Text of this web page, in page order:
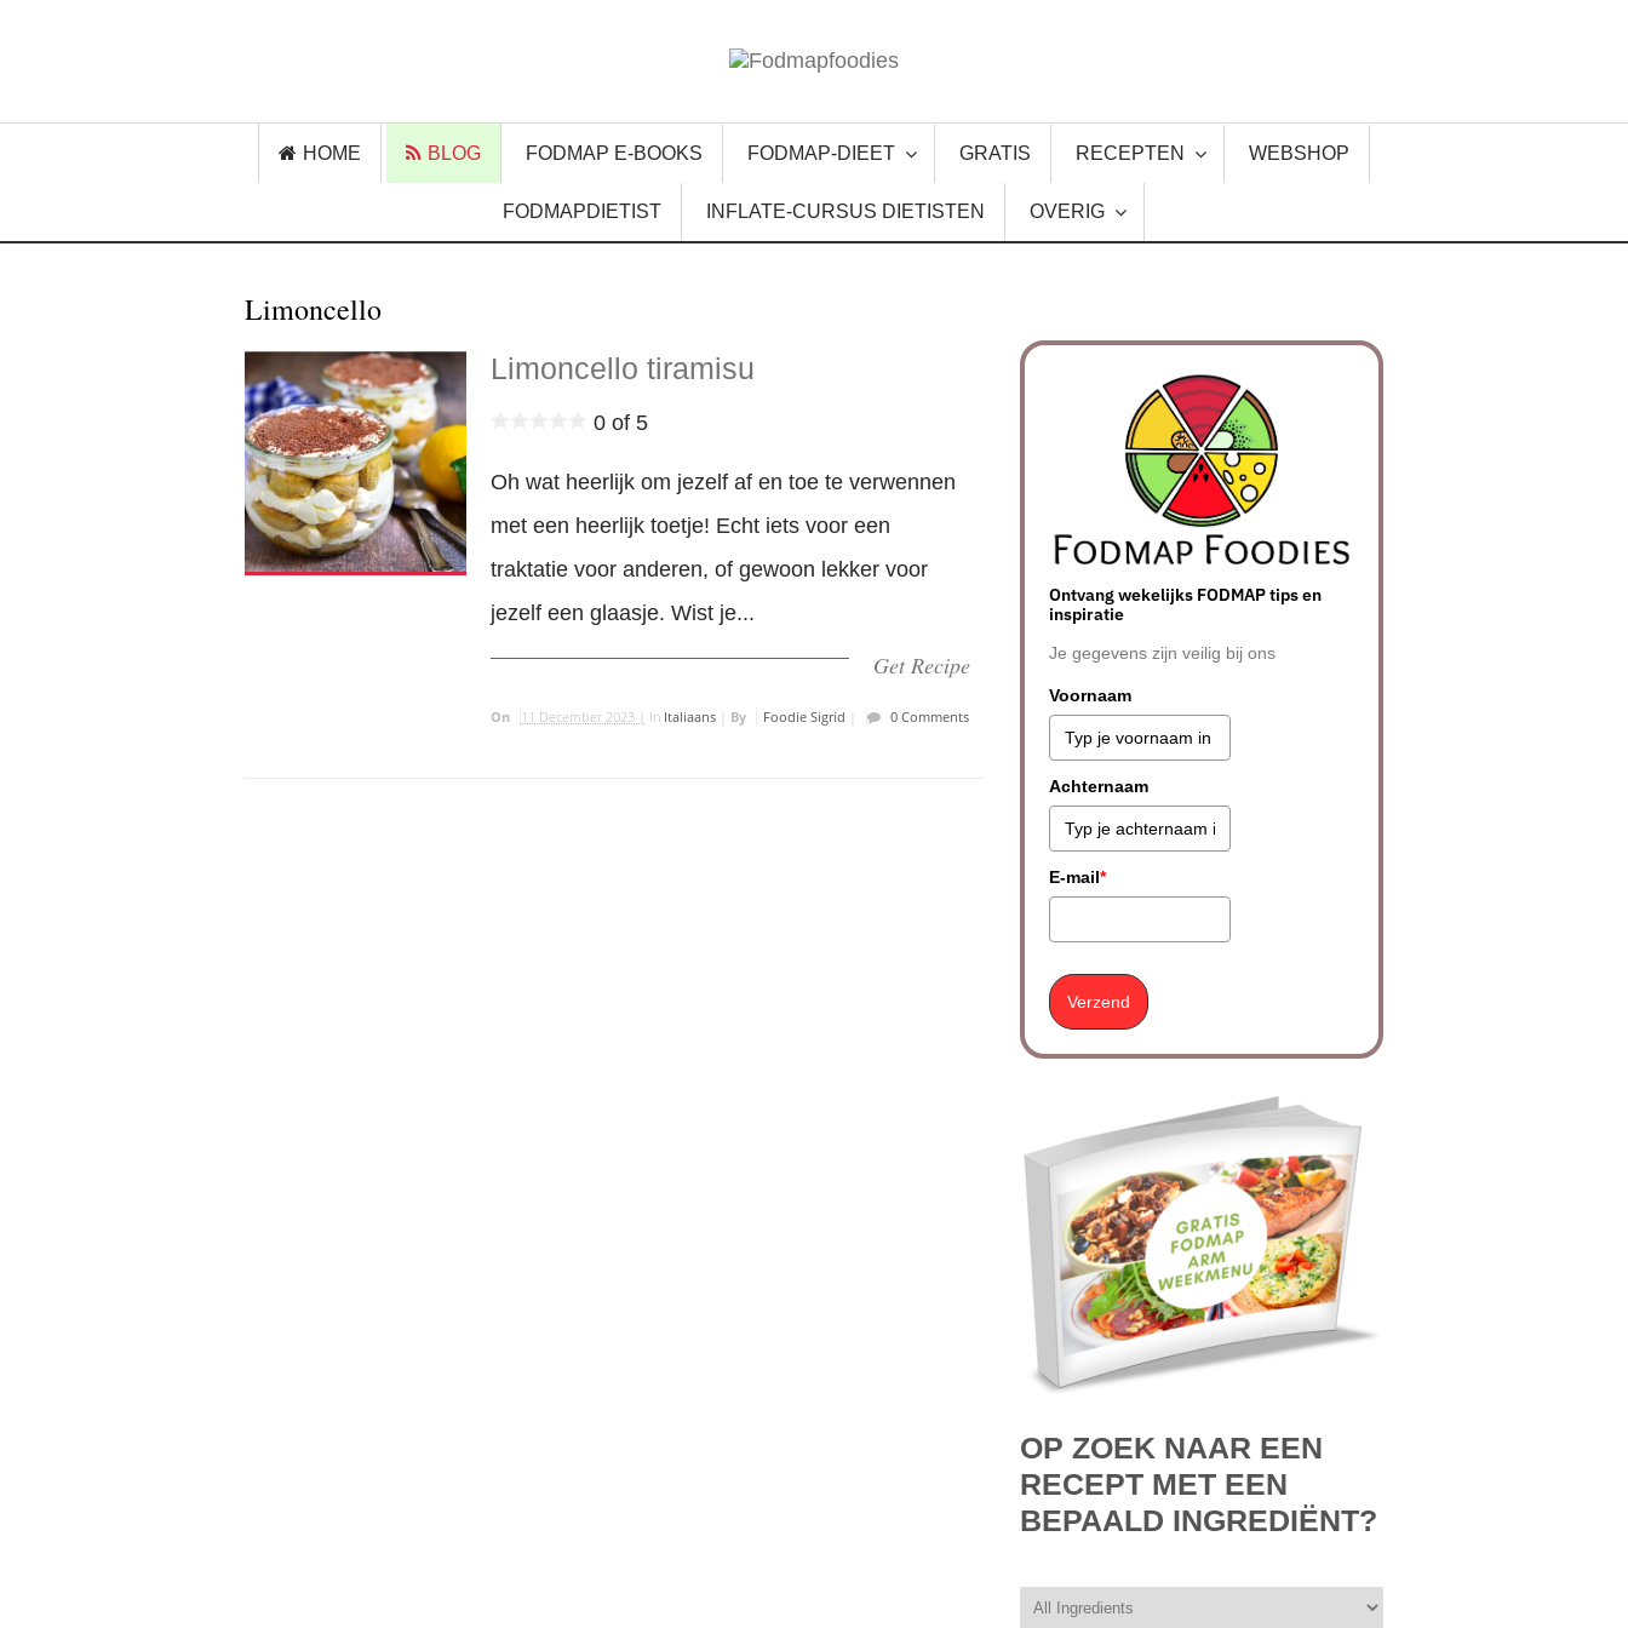
HOME BLOG FODMAP E-BOOKS FODMAP-DIEET GRATIS RECEPTEN WEBSHOP
FODMAPDIETIST INFLATE-CURSUS DIETISTEN OVERIG
Limoncello
Limoncello tiramisu
0 of 5
Oh wat heerlijk om jezelf af en toe te verwennen
met een heerlijk toetje! Echt iets voor een
traktatie voor anderen, of gewoon lekker voor
jezelf een glaasje. Wist je...
Get Recipe
On 11 December 2023 | In Italiaans| By Foodie Sigrid 0 Comments
Ontvang wekelijks FODMAP tips en
inspiratie
Je gegevens zijn veilig bij ons
Voornaam
Achternaam
E-mail*
Verzend
OP ZOEK NAAR EEN
RECEPT MET EEN
BEPAALD INGREDIËNT?